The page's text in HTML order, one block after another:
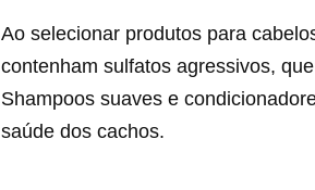
Ao selecionar produtos para
contenham sulfatos agressivos,
Shampoos suaves e
saúde dos cachos.